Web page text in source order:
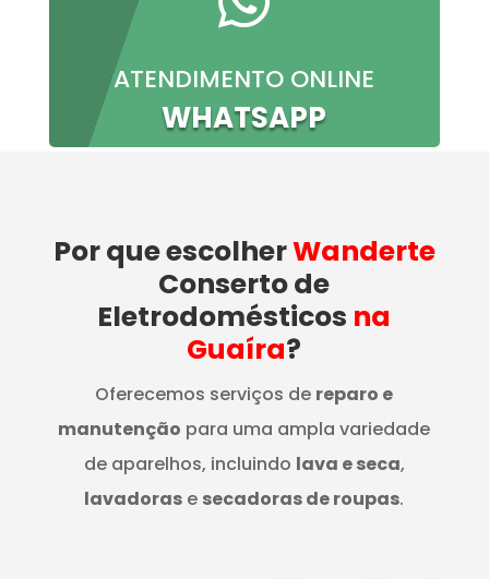
ATENDIMENTO ONLINE
WHATSAPP
Por que escolherWanderte
Conserto de
Eletrodomésticos na
Guaíra?
Oferecemos serviços de reparo e
manutenção para uma ampla variedade
de aparelhos, incluindo lava e seca,
lavadoras e secadoras de roupas.